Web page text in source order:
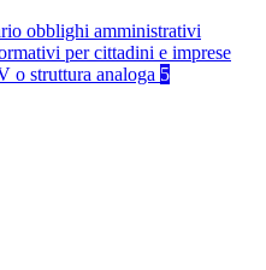
obblighi amministrativi
per cittadini e imprese
o struttura analoga 5